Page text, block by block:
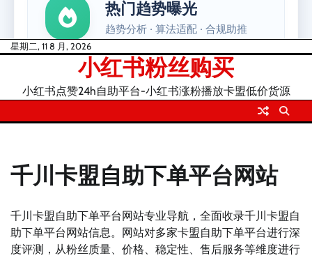
Skip星期二, 11 8 月, 2026
小红书粉丝购买
小红书点赞24h自助平台-小红书涨粉播放卡盟低价货源
千川卡盟自助下单平台网站
千川卡盟自助下单平台网站专业导航，全面收录千川卡盟自
助下单平台网站信息。网站对多家卡盟自助下单平台进行深
度评测，从粉丝质量、价格、稳定性、售后服务等维度进行